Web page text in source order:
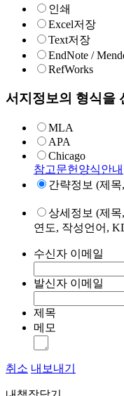
인쇄
Excel저장
Text저장
EndNote /
RefWorks
서지정보의 형식을
MLA
APA
Chicago
참고문헌양식안내
간략정보 (제
상세정보 (제
연도, 작성언어,
수신자 이메일
발신자 이메일
제목
메모
취소 내보내기